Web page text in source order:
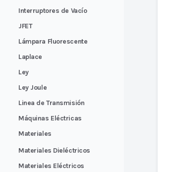
Interruptores de Vacío
JFET
Lámpara Fluorescente
Laplace
Ley
Ley Joule
Linea de Transmisión
Máquinas Eléctricas
Materiales
Materiales Dieléctricos
Materiales Eléctricos